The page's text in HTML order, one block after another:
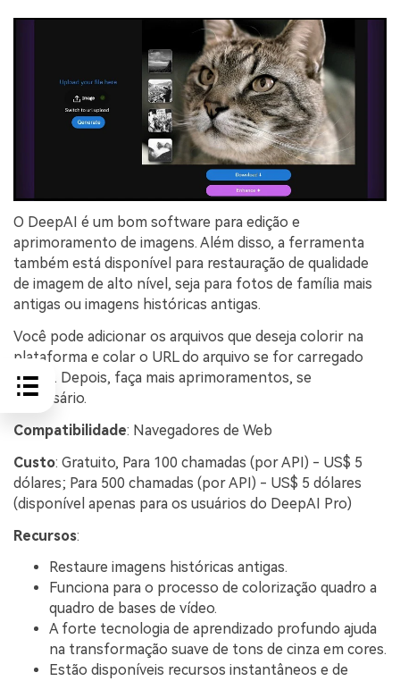
O DeepAI é um bom software para edição e
aprimoramento de imagens. Além disso, a ferramenta
também está disponível para restauração de qualidade
de imagem de alto nível, seja para fotos de família mais
antigas ou imagens históricas antigas.
Você pode adicionar os arquivos que deseja colorir na
plataforma e colar o URL do arquivo se for carregado
online. Depois, faça mais aprimoramentos, se
necessário.
Compatibilidade: Navegadores de Web
Custo: Gratuito, Para 100 chamadas (por API) - US$ 5
dólares; Para 500 chamadas (por API) - US$ 5 dólares
(disponível apenas para os usuários do DeepAI Pro)
Recursos:
Restaure imagens históricas antigas.
Funciona para o processo de colorização quadro a
quadro de bases de vídeo.
A forte tecnologia de aprendizado profundo ajuda
na transformação suave de tons de cinza em cores.
Estão disponíveis recursos instantâneos e de